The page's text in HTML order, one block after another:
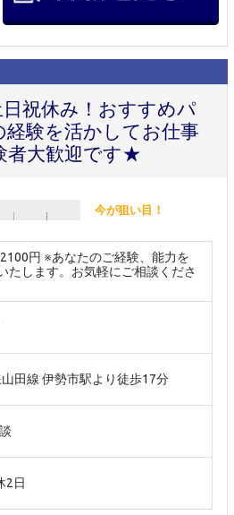
祝休み！おすすめパ
経験を活かしてお仕事
者大歓迎です★
今が狙い目！
円 ※あなたのご経験、能力を
たします。お気軽にご相談くださ
田線 伊勢市駅より徒歩17分
2日